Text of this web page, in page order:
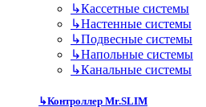
↳Кассетные системы
↳Настенные системы
↳Подвесные системы
↳Напольные системы
↳Канальные системы
↳Контроллер Mr.SLIM